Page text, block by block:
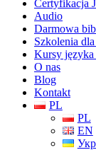
Certyfikacja
Audio
Darmowa
Szkolenia
Kursy
O nas
Blog
Kontakt
PL
PL
EN